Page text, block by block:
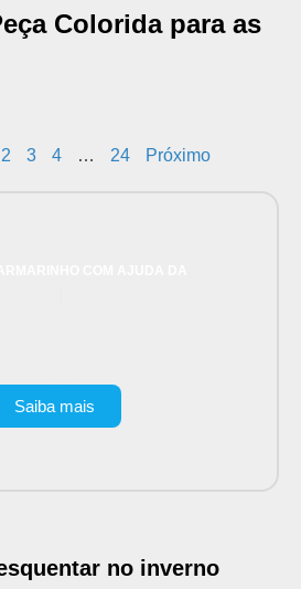
Saiba mais
no inverno
Colorida para as
2 3 4 … 24 Próximo